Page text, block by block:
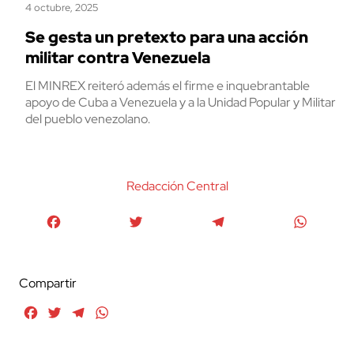
4 octubre, 2025
Se gesta un pretexto para una acción
militar contra Venezuela
El MINREX reiteró además el firme e inquebrantable
apoyo de Cuba a Venezuela y a la Unidad Popular y Militar
del pueblo venezolano.
Redacción Central
Compartir
FacebookTwitterTelegram